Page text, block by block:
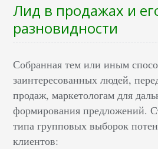
Лид в продажах и
разновидности
Собранная тем или иным
заинтересованных людей,
продаж, маркетологам для
формирования предложений.
типа групповых выборок
клиентов: